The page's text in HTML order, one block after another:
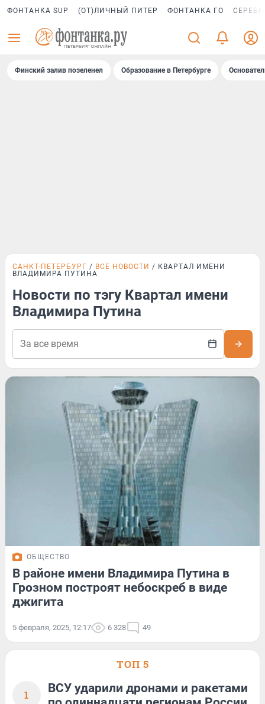
ФОНТАНКА SUP (ОТ)ЛИЧНЫЙ ПИТЕР ФОНТАНКА ГО
Финский залив позеленел Образование в Петербурге
САНКТ-ПЕТЕРБУРГ ВСЕ НОВОСТИ
КВАРТАЛ ИМЕНИ
ВЛАДИМИРА ПУТИНА
Новости по тэгу Квартал имени
Владимира Путина
ОБЩЕСТВО
В районе имени Владимира Путина в
Грозном построят небоскреб в виде
джигита
5 февраля, 2025, 12:17 6 328 49
ТОП 5
1
ВСУ ударили дронами и ракетами